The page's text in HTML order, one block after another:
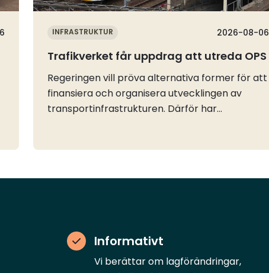
INFRASTRUKTUR 2026-08-06
Trafikverket får uppdrag att utreda OPS
Regeringen vill pröva alternativa former för att
finansiera och organisera utvecklingen av
transportinfrastrukturen. Därför har
transportinfrastruktur genom offentlig-privat
angeläget att kunna pröva alternativa former
för att finansiera och organisera utvecklingen
av transportinfrastrukturen.Regeringen ger nu
Informativt
Vi berättar om lagförändringar,